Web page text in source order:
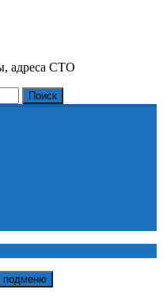
адреса СТО
Поиск
подменю